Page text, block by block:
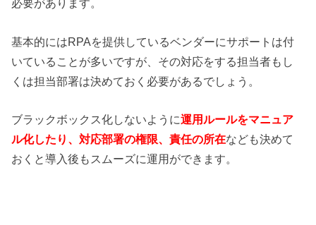
必要があります。
基本的にはRPAを提供しているベンダーにサポートは付
いていることが多いですが、その対応をする担当者もし
くは担当部署は決めておく必要があるでしょう。
ブラックボックス化しないように運用ルールをマニュア
ル化したり、対応部署の権限、責任の所在なども決めて
おくと導入後もスムーズに運用ができます。